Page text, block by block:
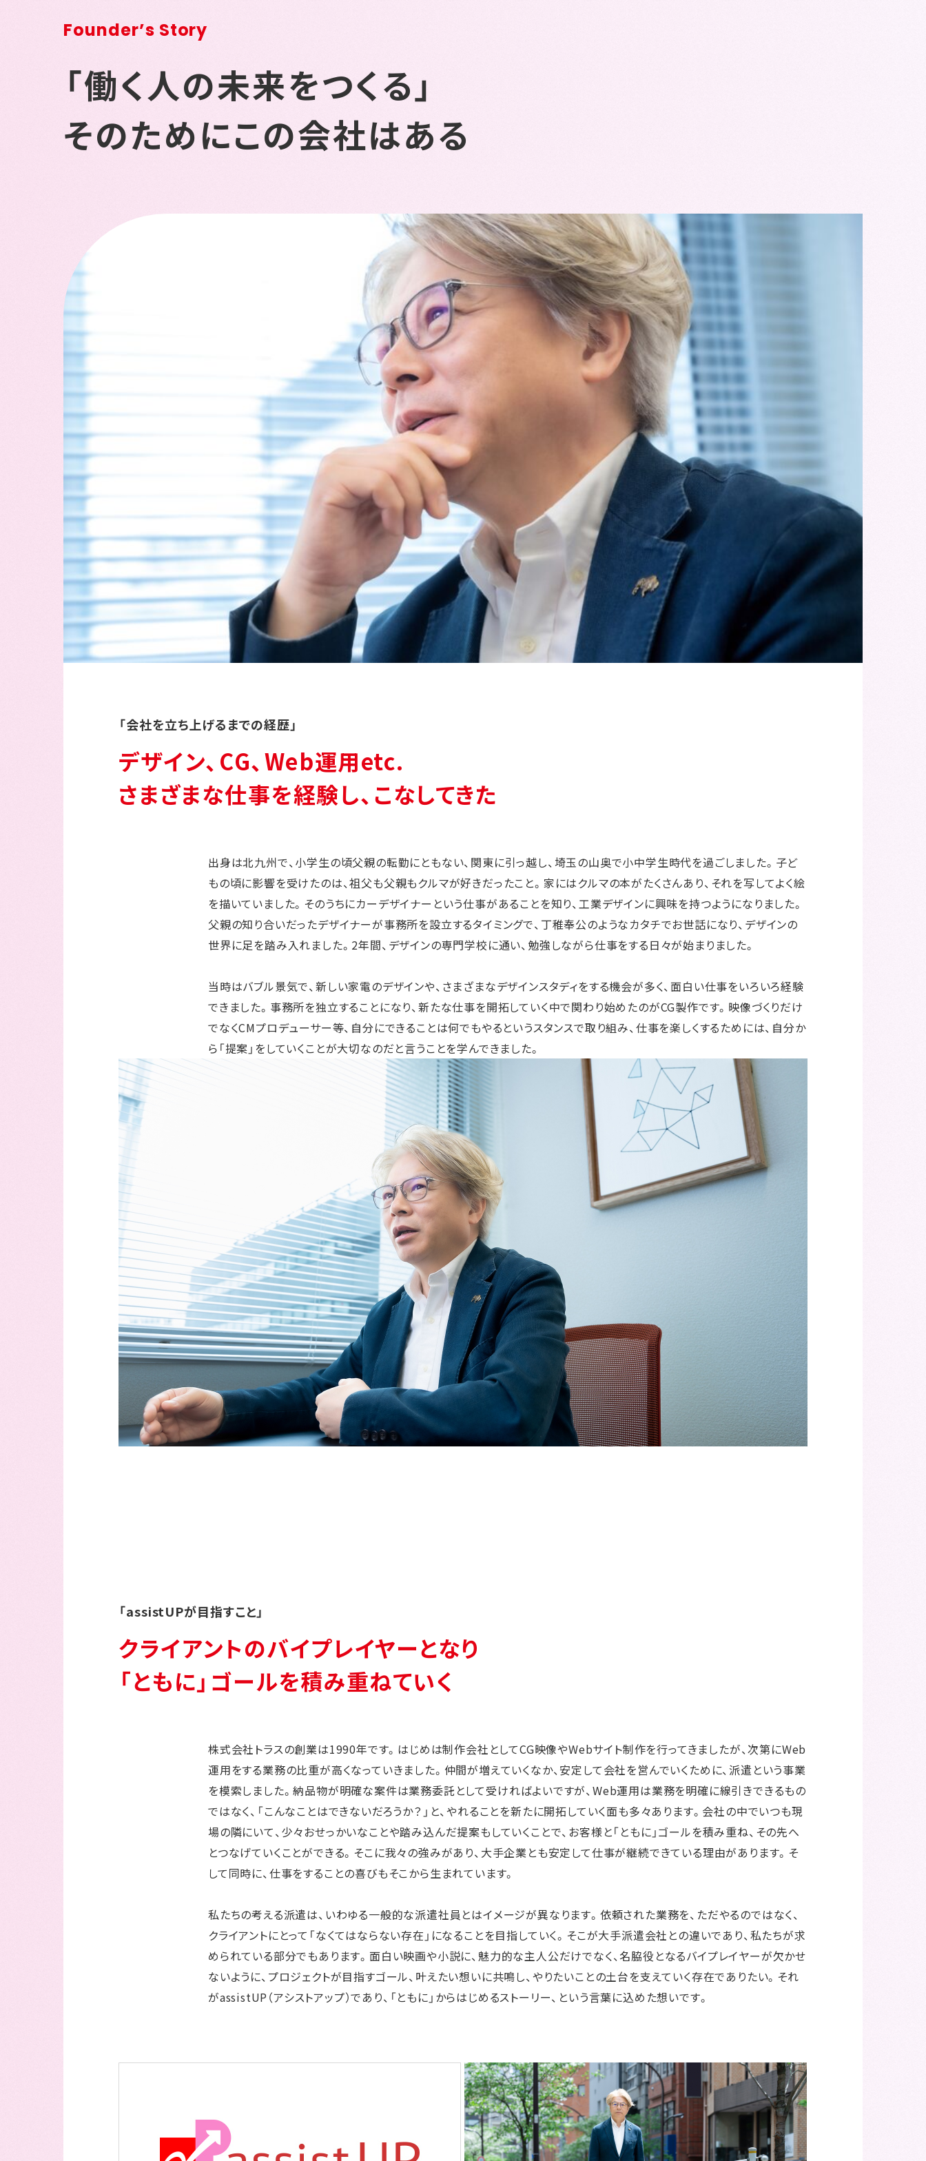
Founder’s Story
「働く人の未来をつくる」
そのためにこの会社はある
「会社を立ち上げるまでの経歴」
デザイン、CG、Web運用etc.
さまざまな仕事を経験し、こなしてきた
出身は北九州で、小学生の頃父親の転勤にともない、関東に引っ越し、埼玉の山奥で小中学生時代を過ごしました。子ど
もの頃に影響を受けたのは、祖父も父親もクルマが好きだったこと。家にはクルマの本がたくさんあり、それを写してよく絵
を描いていました。そのうちにカーデザイナーという仕事があることを知り、工業デザインに興味を持つようになりました。
父親の知り合いだったデザイナーが事務所を設立するタイミングで、丁稚奉公のようなカタチでお世話になり、デザインの
世界に足を踏み入れました。2年間、デザインの専門学校に通い、勉強しながら仕事をする日々が始まりました。
当時はバブル景気で、新しい家電のデザインや、さまざまなデザインスタディをする機会が多く、面白い仕事をいろいろ経験
できました。事務所を独立することになり、新たな仕事を開拓していく中で関わり始めたのがCG製作です。映像づくりだけ
でなくCMプロデューサー等、自分にできることは何でもやるというスタンスで取り組み、仕事を楽しくするためには、自分か
ら「提案」をしていくことが大切なのだと言うことを学んできました。
「assistUPが目指すこと」
クライアントのバイプレイヤーとなり
「ともに」ゴールを積み重ねていく
株式会社トラスの創業は1990年です。はじめは制作会社としてCG映像やWebサイト制作を行ってきましたが、次第にWeb
運用をする業務の比重が高くなっていきました。仲間が増えていくなか、安定して会社を営んでいくために、派遣という事業
を模索しました。納品物が明確な案件は業務委託として受ければよいですが、Web運用は業務を明確に線引きできるもの
ではなく、「こんなことはできないだろうか？」と、やれることを新たに開拓していく面も多々あります。会社の中でいつも現
場の隣にいて、少々おせっかいなことや踏み込んだ提案もしていくことで、お客様と「ともに」ゴールを積み重ね、その先へ
とつなげていくことができる。そこに我々の強みがあり、大手企業とも安定して仕事が継続できている理由があります。そ
して同時に、仕事をすることの喜びもそこから生まれています。
私たちの考える派遣は、いわゆる一般的な派遣社員とはイメージが異なります。依頼された業務を、ただやるのではなく、
クライアントにとって「なくてはならない存在」になることを目指していく。そこが大手派遣会社との違いであり、私たちが求
められている部分でもあります。面白い映画や小説に、魅力的な主人公だけでなく、名脇役となるバイプレイヤーが欠かせ
ないように、プロジェクトが目指すゴール、叶えたい想いに共鳴し、やりたいことの土台を支えていく存在でありたい。それ
がassistUP（アシストアップ）であり、「ともに」からはじめるストーリー、という言葉に込めた想いです。